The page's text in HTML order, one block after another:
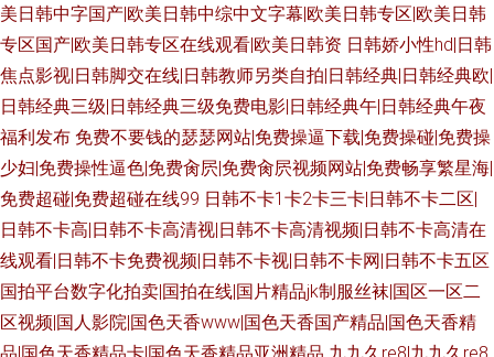
美日韩中字国产|欧美日韩中综中文字幕|欧美日韩专区|欧美日韩
专区国产|欧美日韩专区在线观看|欧美日韩资 日韩娇小性hd|日韩
焦点影视|日韩脚交在线|日韩教师另类自拍|日韩经典|日韩经典欧|
日韩经典三级|日韩经典三级免费电影|日韩经典午|日韩经典午夜
福利发布 免费不要钱的瑟瑟网站|免费操逼下载|免费操碰|免费操
少妇|免费操性逼色|免费肏屄|免费肏屄视频网站|免费畅享繁星海|
免费超碰|免费超碰在线99 日韩不卡1卡2卡三卡|日韩不卡二区|
日韩不卡高|日韩不卡高清视|日韩不卡高清视频|日韩不卡高清在
线观看|日韩不卡免费视频|日韩不卡视|日韩不卡网|日韩不卡五区
国拍平台数字化拍卖|国拍在线|国片精品jk制服丝袜|国区一区二
区视频|国人影院|国色天香www|国色天香国产精品|国色天香精